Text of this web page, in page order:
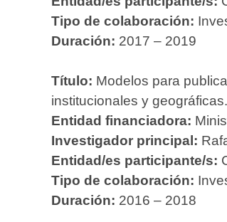
Tipo de colaboración:
Duración: 2017 – 2019
Título: Modelos para
institucionales y
Entidad financiadora:
Investigador principal:
Entidad/es participante/s:
Tipo de colaboración:
Duración: 2016 – 2018